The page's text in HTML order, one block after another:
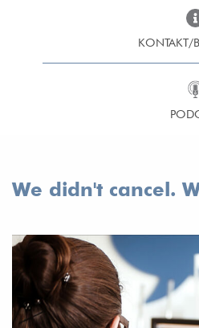
KONTAKT/
We didn't cancel.